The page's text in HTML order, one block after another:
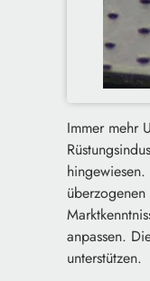
Immer mehr
anpassen.
unterstützen.